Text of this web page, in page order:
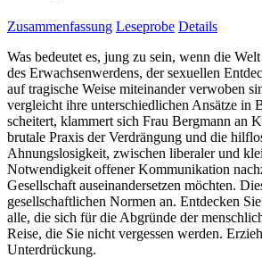
Zusammenfassung Leseprobe Details
Was bedeutet es, jung zu sein, wenn die
des Erwachsenwerdens, der sexuellen
auf tragische Weise miteinander verwoben
vergleicht ihre unterschiedlichen Ansätze in
scheitert, klammert sich Frau Bergmann an
brutale Praxis der Verdrängung und die
Ahnungslosigkeit, zwischen liberaler und
Notwendigkeit offener Kommunikation
Gesellschaft auseinandersetzen möchten.
gesellschaftlichen Normen an. Entdecken
alle, die sich für die Abgründe der
Reise, die Sie nicht vergessen werden.
Unterdrückung.